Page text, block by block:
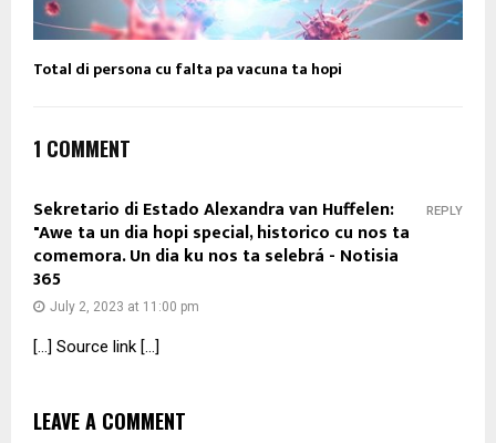
Total di persona cu falta pa vacuna ta hopi
1 COMMENT
Sekretario di Estado Alexandra van Huffelen:
"Awe ta un dia hopi special, historico cu nos ta
comemora. Un dia ku nos ta selebrá - Notisia
365
July 2, 2023 at 11:00 pm
[…] Source link […]
REPLY
LEAVE A COMMENT